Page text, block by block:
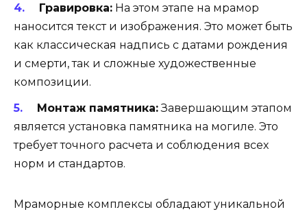
Гравировка:На этом этапе на мрамор
наносится текст и изображения. Это может быть
как классическая надпись с датами рождения
и смерти, так и сложные художественные
композиции.
Монтаж памятника:Завершающим этапом
является установка памятника на могиле. Это
требует точного расчета и соблюдения всех
норм и стандартов.
Мраморные комплексы обладают уникальной